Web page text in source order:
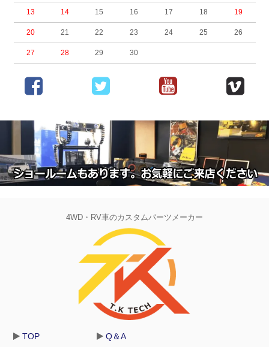
13 14 15 16 17 18 19
20 21 22 23 24 25 26
27 28 29 30
4WD・RV車のカスタムパーツメーカー
TOP
Q＆A